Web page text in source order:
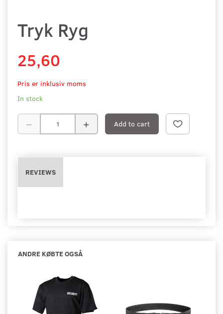
Tryk Ryg
25,60
Pris er inklusiv moms
In stock
Add to cart
REVIEWS
ANDRE KØBTE OGSÅ